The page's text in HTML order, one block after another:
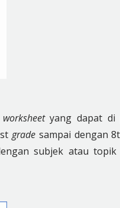
worksheetyang dapat di
gradesampai dengan
subjek atau topik